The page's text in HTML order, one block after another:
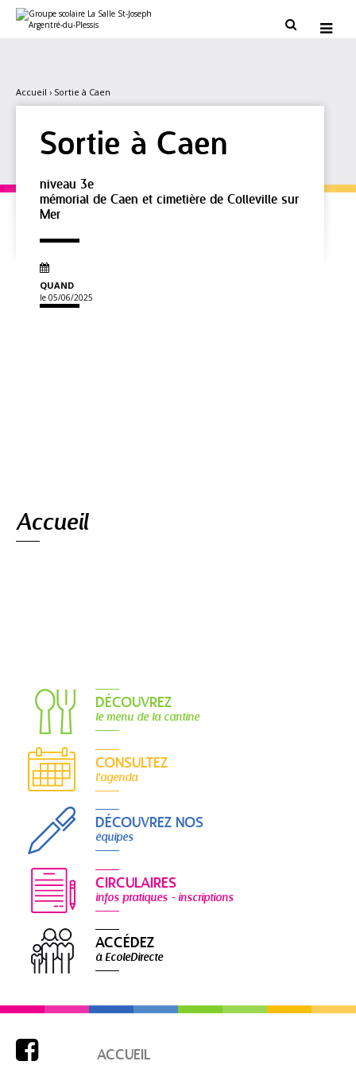
contenu.
personnels
 
Accueil › Sortie à Caen
Sortie à Caen
niveau 3e
mémorial de Caen et cimetière de Colleville sur
Mer
QUAND
le 05/06/2025
Accueil
DÉCOUVREZ
le menu de la cantine
CONSULTEZ
l'agenda
DÉCOUVREZ NOS
équipes
CIRCULAIRES
infos pratiques - inscriptions
ACCÉDEZ
à EcoleDirecte
 ACCUEIL